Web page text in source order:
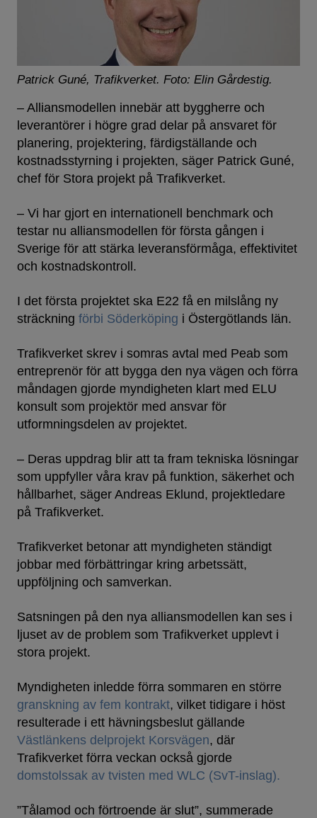
Patrick Guné, Trafikverket. Foto: Elin Gårdestig.
– Alliansmodellen innebär att byggherre och
leverantörer i högre grad delar på ansvaret för
planering, projektering, färdigställande och
kostnadsstyrning i projekten, säger Patrick Guné,
chef för Stora projekt på Trafikverket.
– Vi har gjort en internationell benchmark och
testar nu alliansmodellen för första gången i
Sverige för att stärka leveransförmåga, effektivitet
och kostnadskontroll.
I det första projektet ska E22 få en milslång ny
sträckning förbi Söderköping i Östergötlands län.
Trafikverket skrev i somras avtal med Peab som
entreprenör för att bygga den nya vägen och förra
måndagen gjorde myndigheten klart med ELU
konsult som projektör med ansvar för
utformningsdelen av projektet.
– Deras uppdrag blir att ta fram tekniska lösningar
som uppfyller våra krav på funktion, säkerhet och
hållbarhet, säger Andreas Eklund, projektledare
på Trafikverket.
Trafikverket betonar att myndigheten ständigt
jobbar med förbättringar kring arbetssätt,
uppföljning och samverkan.
Satsningen på den nya alliansmodellen kan ses i
ljuset av de problem som Trafikverket upplevt i
stora projekt.
Myndigheten inledde förra sommaren en större
granskning av fem kontrakt, vilket tidigare i höst
resulterade i ett hävningsbeslut gällande
Västlänkens delprojekt Korsvägen, där
Trafikverket förra veckan också gjorde
domstolssak av tvisten med WLC (SvT-inslag).
”Tålamod och förtroende är slut”, summerade